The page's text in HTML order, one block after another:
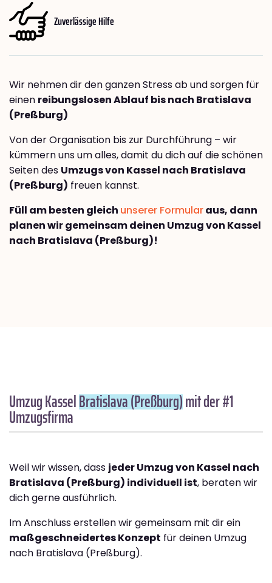
Zuverlässige Hilfe
Wir nehmen dir den ganzen Stress ab und sorgen für
einen reibungslosen Ablauf bis nach Bratislava
(Preßburg)
Von der Organisation bis zur Durchführung – wir
kümmern uns um alles, damit du dich auf die schönen
Seiten des Umzugs von Kassel nach Bratislava
(Preßburg) freuen kannst.
Füll am besten gleich unserer Formularaus, dann
planen wir gemeinsam deinen Umzug von Kassel
nach Bratislava (Preßburg)!
Umzug KasselBratislava (Preßburg)mit der #1
Umzugsfirma
Weil wir wissen, dass jeder Umzug von Kassel nach
Bratislava (Preßburg) individuell ist, beraten wir
dich gerne ausführlich.
Im Anschluss erstellen wir gemeinsam mit dir ein
maßgeschneidertes Konzept für deinen Umzug
nach Bratislava (Preßburg).